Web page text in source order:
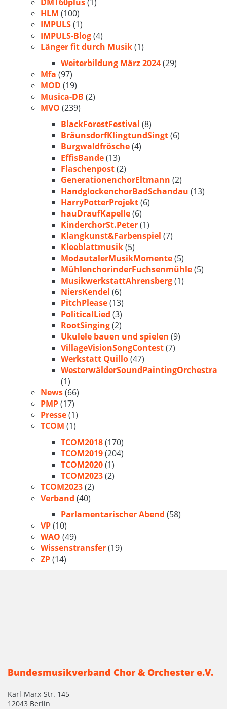
HLM (100)
IMPULS(1)
IMPULS-Blog(4)
Länger fit durch Musik(1)
Weiterbildung März 2024(29)
Mfa (97)
MOD (19)
Musica-DB (2)
MVO (239)
BlackForestFestival (8)
BräunsdorfKlingtundSingt(6)
Burgwaldfrösche(4)
EffisBande(13)
Flaschenpost(2)
GenerationenchorEltmann (2)
HandglockenchorBadSchandau (13)
HarryPotterProjekt(6)
hauDraufKapelle(6)
KinderchorSt.Peter(1)
Klangkunst&Farbenspiel (7)
Kleeblattmusik(5)
ModautalerMusikMomente(5)
MühlenchorinderFuchsenmühle(5)
MusikwerkstattAhrensberg(1)
NiersKendel (6)
PitchPlease(13)
PoliticalLied (3)
RootSinging(2)
Ukulele bauen und spielen (9)
VillageVisionSongContest(7)
Werkstatt Quillo(47)
WesterwälderSoundPaintingOrchestra
(1)
News(66)
PMP(17)
Presse(1)
TCOM (1)
TCOM2018(170)
TCOM2019(204)
TCOM2020(1)
TCOM2023(2)
TCOM2023(2)
Verband (40)
Parlamentarischer Abend (58)
VP(10)
WAO (49)
Wissenstransfer(19)
ZP(14)
Bundesmusikverband Chor & Orchester e.V.
Karl-Marx-Str. 145
12043 Berlin